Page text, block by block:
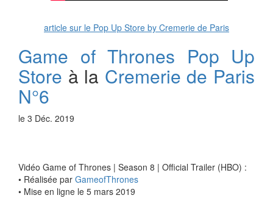
article sur le Pop Up Store by Cremerie de Paris
Game of Thrones Pop Up
Store à la Cremerie de Paris
N°6
le 3 Déc. 2019
Vidéo Game of Thrones | Season 8 | Official Trailer (HBO) :
• Réalisée par GameofThrones
• Mise en ligne le 5 mars 2019